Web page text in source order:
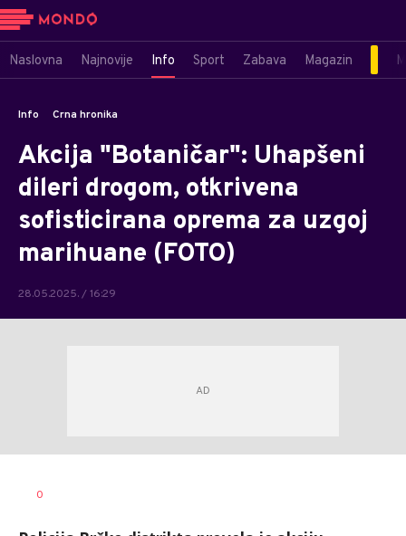
Naslovna Najnovije Info Sport Zabava Magazin
Info Crna hronika
Akcija "Botaničar": Uhapšeni
dileri drogom, otkrivena
sofisticirana oprema za uzgoj
marihuane (FOTO)
28.05.2025. / 16:29
AUTOR
0